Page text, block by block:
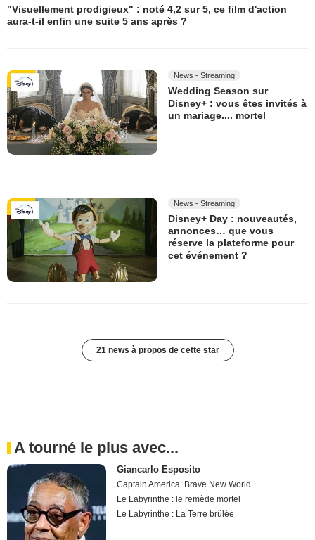
"Visuellement prodigieux" : noté 4,2 sur 5, ce film d'action
aura-t-il enfin une suite 5 ans après ?
News - Streaming
Wedding Season sur
Disney+ : vous êtes invités à
un mariage.... mortel
News - Streaming
Disney+ Day : nouveautés,
annonces… que vous
réserve la plateforme pour
cet événement ?
21 news à propos de cette star
A tourné le plus avec...
Giancarlo Esposito
Captain America: Brave New World
Le Labyrinthe : le remède mortel
Le Labyrinthe : La Terre brûlée